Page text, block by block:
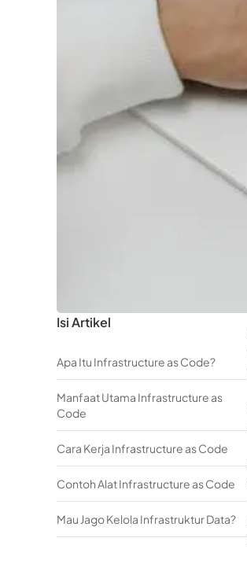
Isi Artikel
Apa Itu Infrastructure as Code?
Manfaat Utama Infrastructure as
Code
Cara Kerja Infrastructure as Code
Contoh Alat Infrastructure as Code
Mau Jago Kelola Infrastruktur Data?